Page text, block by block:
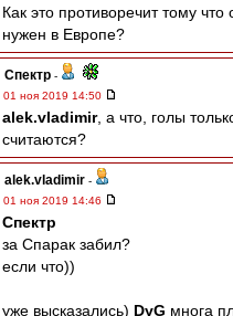
Как это противоречит тому
нужен в Европе?
Спектр -
01 ноя 2019 14:50
alek.vladimir, а что, голы
считаются?
alek.vladimir -
01 ноя 2019 14:46
Спектр
за Спарак забил?
если что))
уже высказались) DyG многа